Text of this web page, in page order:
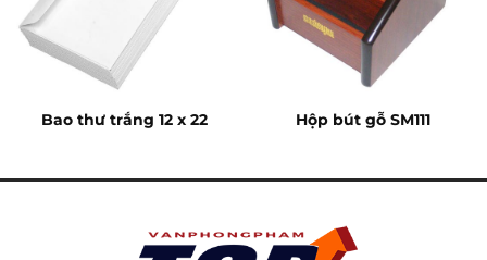
Bao thư trắng 12 x 22 Hộp bút gỗ SM111